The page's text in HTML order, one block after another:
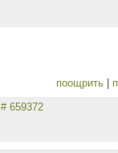
поощрить
# 659372